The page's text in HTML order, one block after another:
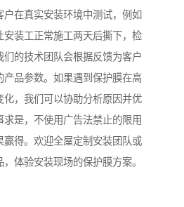
户在真实安装环境中测试，例如
安装工正常施工两天后撕下，检
的技术团队会根据反馈为客户
产品参数。如果遇到保护膜在高
化，我们可以协助分析原因并优
是，不使用广告法禁止的限用
赢得。欢迎全屋定制安装团队或
体验安装现场的保护膜方案。